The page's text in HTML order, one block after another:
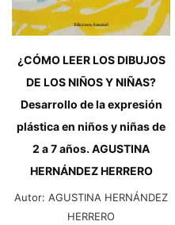
¿CÓMO LEER LOS DIBUJOS
DE LOS NIÑOS Y NIÑAS?
Desarrollo de la expresión
plástica en niños y niñas de
2 a 7 años. AGUSTINA
HERNÁNDEZ HERRERO
Autor: AGUSTINA HERNÁNDEZ
HERRERO